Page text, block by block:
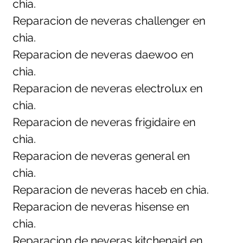
chia.
Reparacion de neveras challenger en
chia.
Reparacion de neveras daewoo en
chia.
Reparacion de neveras electrolux en
chia.
Reparacion de neveras frigidaire en
chia.
Reparacion de neveras general en
chia.
Reparacion de neveras haceb en chia.
Reparacion de neveras hisense en
chia.